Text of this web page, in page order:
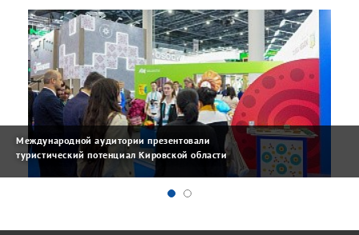
Международной аудитории презентовали
туристический потенциал Кировской области